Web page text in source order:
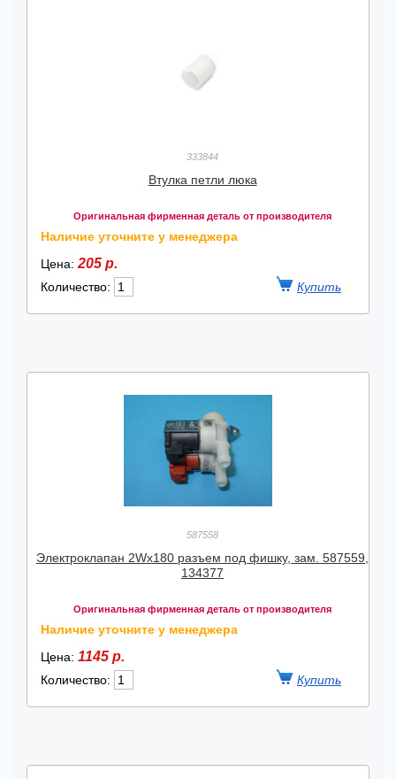
333844
Втулка петли люка
Оригинальная фирменная деталь от производителя
Наличие уточните у менеджера
Цена: 205 р.
Количество:
587558
Электроклапан 2Wх180 разъем под фишку, зам. 587559,
134377
Оригинальная фирменная деталь от производителя
Наличие уточните у менеджера
Цена: 1145 р.
Количество: